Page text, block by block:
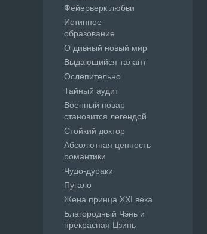
Фейерверк любви
Истинное
образование
О дивный новый мир
Выдающийся талант
Ослепительно
Тайный аудит
Военный повар
становится легендой
Стойкий доктор
Абсолютная ценность
романтики
Чудо-дураки
Пугало
Жена принца XXI века
Благородный Чэнь и
прекрасная Цзинь